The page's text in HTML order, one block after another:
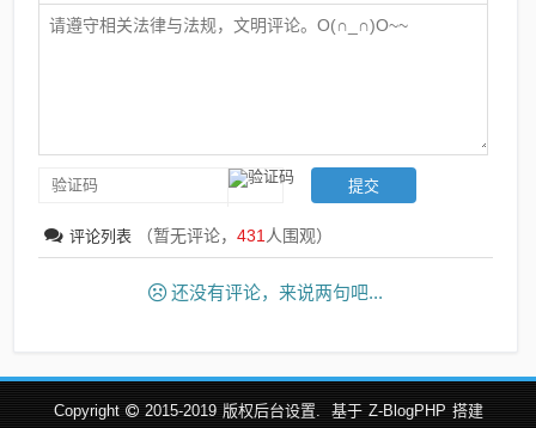
评论列表 （暂无评论，431 人围观）
还没有评论，来说两句吧...
Copyright 2015-2019 版权后台设置. 基于 Z-BlogPHP 搭建